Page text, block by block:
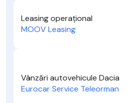
Leasing operațional
MOOV Leasing
Vânzări autovehicule Dacia
Eurocar Service Teleorman